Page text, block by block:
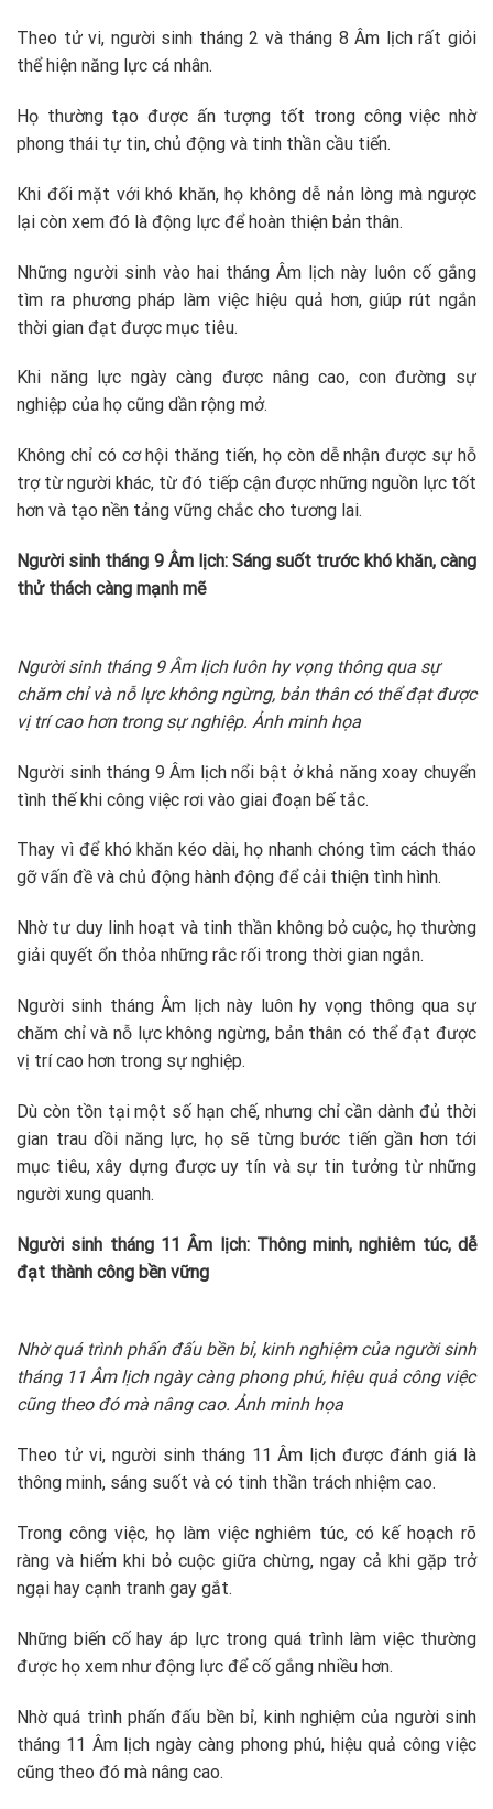
Theo tử vi, người sinh tháng 2 và tháng 8 Âm lịch rất giỏi
thể hiện năng lực cá nhân.
Họ thường tạo được ấn tượng tốt trong công việc nhờ
phong thái tự tin, chủ động và tinh thần cầu tiến.
Khi đối mặt với khó khăn, họ không dễ nản lòng mà ngược
lại còn xem đó là động lực để hoàn thiện bản thân.
Những người sinh vào hai tháng Âm lịch này luôn cố gắng
tìm ra phương pháp làm việc hiệu quả hơn, giúp rút ngắn
thời gian đạt được mục tiêu.
Khi năng lực ngày càng được nâng cao, con đường sự
nghiệp của họ cũng dần rộng mở.
Không chỉ có cơ hội thăng tiến, họ còn dễ nhận được sự hỗ
trợ từ người khác, từ đó tiếp cận được những nguồn lực tốt
hơn và tạo nền tảng vững chắc cho tương lai.
Người sinh tháng 9 Âm lịch: Sáng suốt trước khó khăn, càng
thử thách càng mạnh mẽ
Người sinh tháng 9 Âm lịch luôn hy vọng thông qua sự
chăm chỉ và nỗ lực không ngừng, bản thân có thể đạt được
vị trí cao hơn trong sự nghiệp. Ảnh minh họa
Người sinh tháng 9 Âm lịch nổi bật ở khả năng xoay chuyển
tình thế khi công việc rơi vào giai đoạn bế tắc.
Thay vì để khó khăn kéo dài, họ nhanh chóng tìm cách tháo
gỡ vấn đề và chủ động hành động để cải thiện tình hình.
Nhờ tư duy linh hoạt và tinh thần không bỏ cuộc, họ thường
giải quyết ổn thỏa những rắc rối trong thời gian ngắn.
Người sinh tháng Âm lịch này luôn hy vọng thông qua sự
chăm chỉ và nỗ lực không ngừng, bản thân có thể đạt được
vị trí cao hơn trong sự nghiệp.
Dù còn tồn tại một số hạn chế, nhưng chỉ cần dành đủ thời
gian trau dồi năng lực, họ sẽ từng bước tiến gần hơn tới
mục tiêu, xây dựng được uy tín và sự tin tưởng từ những
người xung quanh.
Người sinh tháng 11 Âm lịch: Thông minh, nghiêm túc, dễ
đạt thành công bền vững
Nhờ quá trình phấn đấu bền bỉ, kinh nghiệm của người sinh
tháng 11 Âm lịch ngày càng phong phú, hiệu quả công việc
cũng theo đó mà nâng cao. Ảnh minh họa
Theo tử vi, người sinh tháng 11 Âm lịch được đánh giá là
thông minh, sáng suốt và có tinh thần trách nhiệm cao.
Trong công việc, họ làm việc nghiêm túc, có kế hoạch rõ
ràng và hiếm khi bỏ cuộc giữa chừng, ngay cả khi gặp trở
ngại hay cạnh tranh gay gắt.
Những biến cố hay áp lực trong quá trình làm việc thường
được họ xem như động lực để cố gắng nhiều hơn.
Nhờ quá trình phấn đấu bền bỉ, kinh nghiệm của người sinh
tháng 11 Âm lịch ngày càng phong phú, hiệu quả công việc
cũng theo đó mà nâng cao.